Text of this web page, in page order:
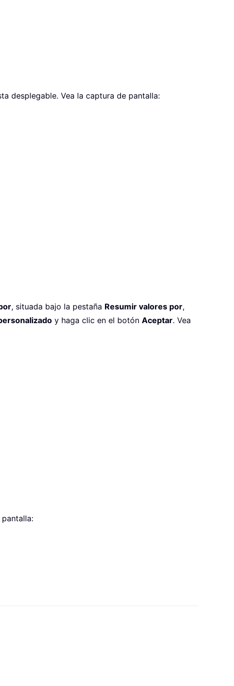
desplegable. Vea la captura de pantalla:
, situada bajo la pestaña Resumir valores por,
y haga clic en el botón Aceptar. Vea